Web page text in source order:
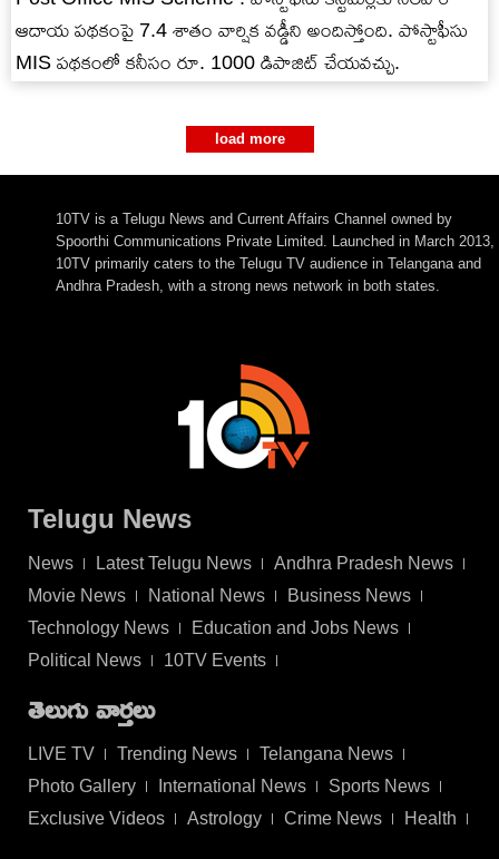
ఆదాయ పథకంపై 7.4 శాతం వార్షిక వడ్డీని అందిస్తోంది. పోస్టాఫీసు
MIS పథకంలో కనీసం రూ. 1000 డిపాజిట్ చేయవచ్చు.
load more
10TV is a Telugu News and Current Affairs Channel owned by
Spoorthi Communications Private Limited. Launched in March 2013,
10TV primarily caters to the Telugu TV audience in Telangana and
Andhra Pradesh, with a strong news network in both states.
Telugu News
News Latest Telugu News
Andhra Pradesh News
Movie News
National News
Business News
Technology News
Education and Jobs News
Political News
10TV Events
తెలుగు వార్తలు
LIVE TV Trending News
Telangana News
Photo Gallery
International News
Sports News
Exclusive Videos
Astrology Crime News Health